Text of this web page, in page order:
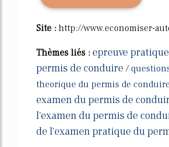
Site : http://www.economiser-
Thèmes liés : epreuve
permis de conduire /
theorique du permis de conduire
examen du permis de
l'examen du permis de
de l'examen pratique du